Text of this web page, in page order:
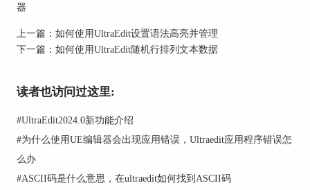
器
上一篇： 如何使用UltraEdit设置语法高亮并管理
下一篇： 如何使用UltraEdit随机行排列文本数据
读者也访问过这里:
#UltraEdit2024.0新功能介绍
#为什么使用UE编辑器会出现应用错误，Ultraedit应用程序错误怎
么办
#ASCII码是什么意思，在ultraedit如何找到ASCII码